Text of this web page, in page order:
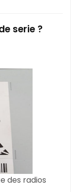
serie ?
des radios